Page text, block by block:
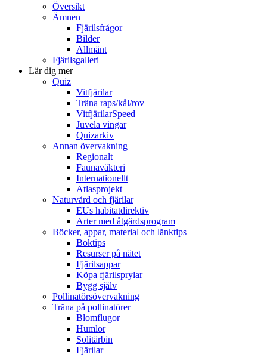
Översikt
Ämnen
Fjärilsfrågor
Bilder
Allmänt
Fjärilsgalleri
Lär dig mer
Quiz
Vitfjärilar
Träna raps/kål/rov
VitfjärilarSpeed
Juvela vingar
Quizarkiv
Annan övervakning
Regionalt
Faunaväkteri
Internationellt
Atlasprojekt
Naturvård och fjärilar
EUs habitatdirektiv
Arter med åtgärdsprogram
Böcker, appar, material och länktips
Boktips
Resurser på nätet
Fjärilsappar
Köpa fjärilsprylar
Bygg själv
Pollinatörsövervakning
Träna på pollinatörer
Blomflugor
Humlor
Solitärbin
Fjärilar